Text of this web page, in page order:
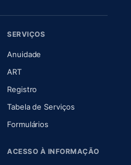
aba)
aba)
SERVIÇOS
Anuidade
ART(abre em nova aba)
Registro
Tabela de Serviços
Formulários
ACESSO À INFORMAÇÃO